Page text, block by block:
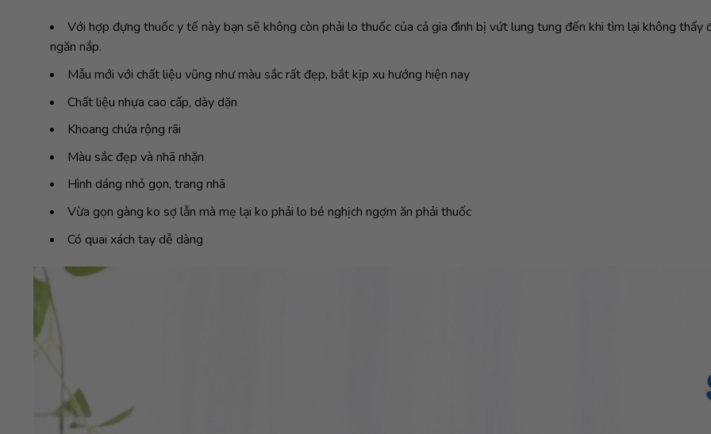
Với hợp đựng thuốc y tế này bạn sẽ không còn phải lo thuốc của cả gia đình bị vứt lung tung đến khi tìm lại không
ngăn nắp.
Mẫu mới với chất liệu vũng như màu sắc rất đẹp, bắt kịp xu hướng hiện nay
Chất liệu nhựa cao cấp, dày dặn
Khoang chứa rộng rãi
Màu sắc đẹp và nhã nhặn
Hình dáng nhỏ gọn, trang nhã
Vừa gọn gàng ko sợ lẫn mà mẹ lại ko phải lo bé nghịch ngợm ăn phải thuốc
Có quai xách tay dễ dàng